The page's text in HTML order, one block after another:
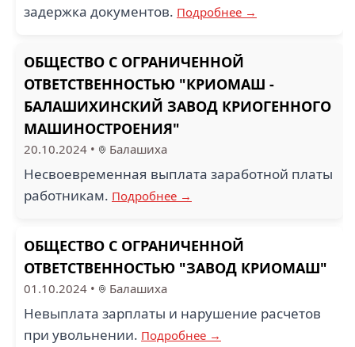
задержка документов. Подробнее →
ОБЩЕСТВО С ОГРАНИЧЕННОЙ
ОТВЕТСТВЕННОСТЬЮ "КРИОМАШ -
БАЛАШИХИНСКИЙ ЗАВОД КРИОГЕННОГО
МАШИНОСТРОЕНИЯ"
20.10.2024 • Балашиха
Несвоевременная выплата заработной платы
работникам. Подробнее →
ОБЩЕСТВО С ОГРАНИЧЕННОЙ
ОТВЕТСТВЕННОСТЬЮ "ЗАВОД КРИОМАШ"
01.10.2024 • Балашиха
Невыплата зарплаты и нарушение расчетов
при увольнении. Подробнее →